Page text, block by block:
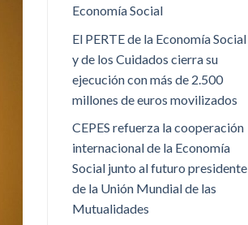
Economía Social
El PERTE de la Economía Social
y de los Cuidados cierra su
ejecución con más de 2.500
millones de euros movilizados
CEPES refuerza la cooperación
internacional de la Economía
Social junto al futuro presidente
de la Unión Mundial de las
Mutualidades